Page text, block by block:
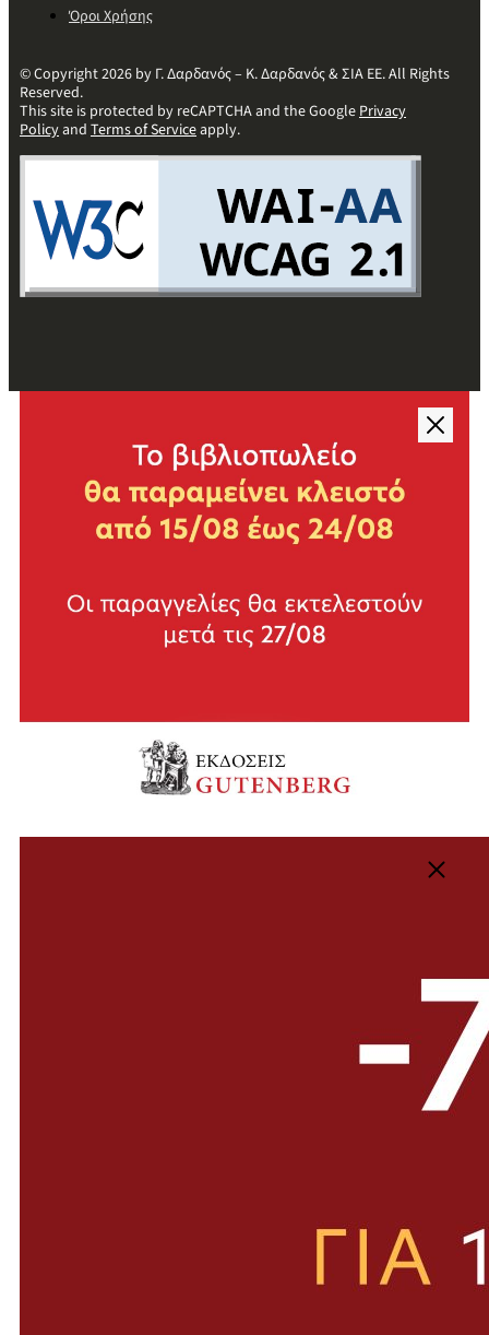
Όροι Χρήσης
© Copyright 2026 by Γ. Δαρδανός – Κ. Δαρδανός & ΣΙΑ ΕΕ. All Rights
Reserved.
This site is protected by reCAPTCHA and the GooglePrivacy
Policyand Terms of Serviceapply.